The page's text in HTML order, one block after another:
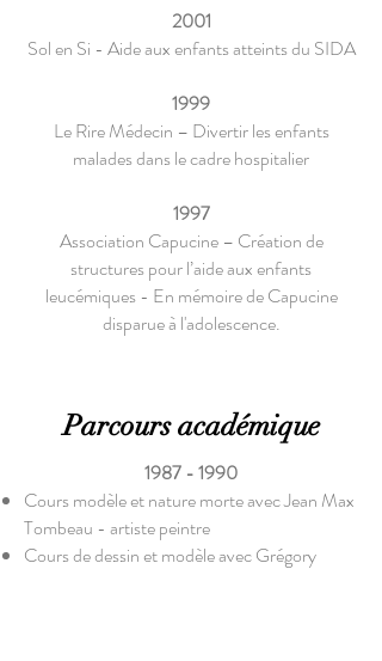
2001
Sol en Si - Aide aux enfants atteints du SIDA
1999
Le Rire Médecin – Divertir les enfants
malades dans le cadre hospitalier
1997
Association Capucine – Création de
structures pour l’aide aux enfants
leucémiques - En mémoire de Capucine
disparue à l'adolescence.
Parcours académique
1987 - 1990
Cours modèle et nature morte avec Jean Max
Tombeau - artiste peintre
Cours de dessin et modèle avec Grégory